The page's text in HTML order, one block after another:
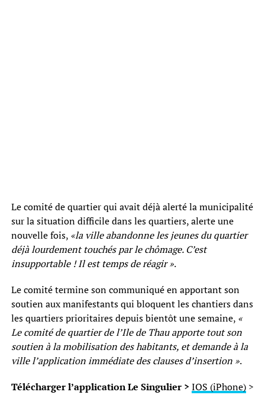
Le comité de quartier qui avait déjà alerté la municipalité
sur la situation difficile dans les quartiers, alerte une
nouvelle fois, «la ville abandonne les jeunes du quartier
déjà lourdement touchés par le chômage. C’est
insupportable ! Il est temps de réagir ».
Le comité termine son communiqué en apportant son
soutien aux manifestants qui bloquent les chantiers dans
les quartiers prioritaires depuis bientôt une semaine, «
Le comité de quartier de l’Ile de Thau apporte tout son
soutien à la mobilisation des habitants, et demande à la
ville l’application immédiate des clauses d’insertion ».
Télécharger l’application Le Singulier > IOS (iPhone)>